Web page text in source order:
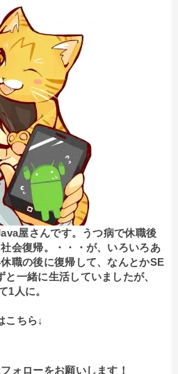
屋さんです。うつ病で休職後
会復帰。・・・が、いろいろあ
職の後に復帰して、なんとかSE
一緒に生活していましたが、
1人に。
こちら↓
ォローをお願いします！